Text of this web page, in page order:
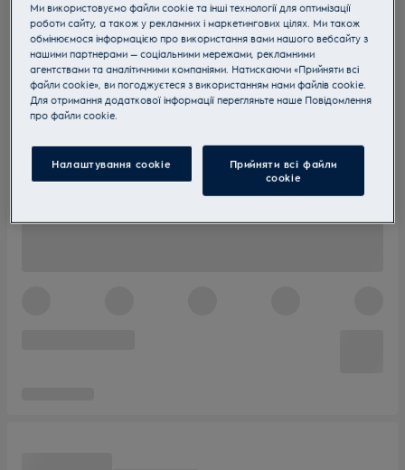
Ми використовуємо файли cookie та інші технології для оптимізації
роботи сайту, а також у рекламних і маркетингових цілях. Ми також
обмінюємося інформацією про використання вами нашого вебсайту з
нашими партнерами — соціальними мережами, рекламними
агентствами та аналітичними компаніями. Натискаючи «Прийняти всі
файли cookie», ви погоджуєтеся з використанням нами файлів cookie.
Для отримання додаткової інформації перегляньте наше Пoвідомлення
прo файли cookie.
Налаштування cookie
Прийняти всі файли
сookie